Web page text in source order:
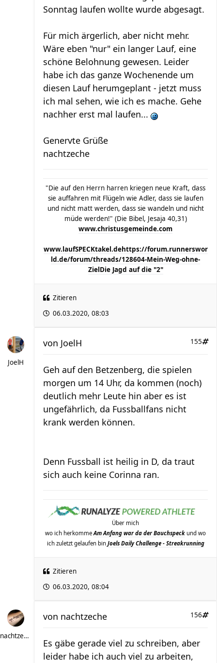
Sonntag laufen wollte wurde abgesagt.
Für mich ärgerlich, aber nicht mehr.
Wäre eben "nur" ein langer Lauf, eine
schöne Belohnung gewesen. Leider
habe ich das ganze Wochenende um
diesen Lauf herumgeplant - jetzt muss
ich mal sehen, wie ich es mache. Gehe
nachher erst mal laufen...
Genervte Grüße
nachtzeche
"Die auf den Herrn harren kriegen neue Kraft, dass
sie auffahren mit Flügeln wie Adler, dass sie laufen
und nicht matt werden, dass sie wandeln und nicht
müde werden!" (Die Bibel, Jesaja 40,31)
www.christusgemeinde.com
www.laufSPECKtakel.dehttps://forum.runnerswor
ld.de/forum/threads/128604-Mein-Weg-ohne-
ZielDie Jagd auf die "2"
Zitieren
06.03.2020, 08:03
JoelH
155
von JoelH
Geh auf den Betzenberg, die spielen
morgen um 14 Uhr, da kommen (noch)
deutlich mehr Leute hin aber es ist
ungefährlich, da Fussballfans nicht
krank werden können.
Denn Fussball ist heilig in D, da traut
sich auch keine Corinna ran.
Über mich
wo ich herkommeAm Anfang war da der Bauchspeck und wo
ich zuletzt gelaufen bin Joels Daily Challenge - Streakrunning
Zitieren
06.03.2020, 08:04
nachtzeche
156
von nachtzeche
Es gäbe gerade viel zu schreiben, aber
leider habe ich auch viel zu arbeiten,